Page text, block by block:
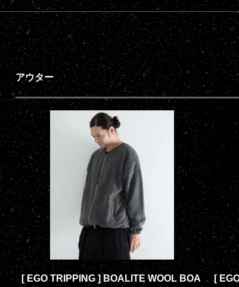
アウター
[ EGO TRIPPING ] BOALITE WOOL BOA [